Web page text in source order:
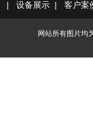
| 设备展示 | 客户案
网站所有图片均